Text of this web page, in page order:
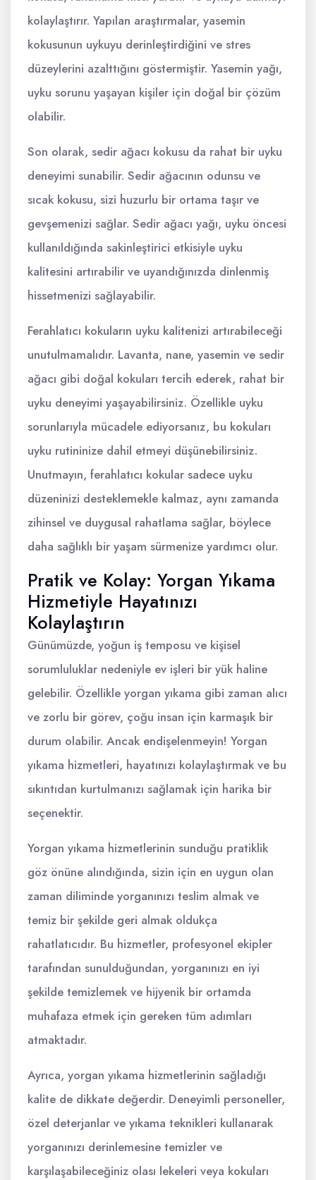
kolaylaştırır. Yapılan araştırmalar, yasemin
kokusunun uykuyu derinleştirdiğini ve stres
düzeylerini azalttığını göstermiştir. Yasemin yağı,
uyku sorunu yaşayan kişiler için doğal bir çözüm
olabilir.
Son olarak, sedir ağacı kokusu da rahat bir uyku
deneyimi sunabilir. Sedir ağacının odunsu ve
sıcak kokusu, sizi huzurlu bir ortama taşır ve
gevşemenizi sağlar. Sedir ağacı yağı, uyku öncesi
kullanıldığında sakinleştirici etkisiyle uyku
kalitesini artırabilir ve uyandığınızda dinlenmiş
hissetmenizi sağlayabilir.
Ferahlatıcı kokuların uyku kalitenizi artırabileceği
unutulmamalıdır. Lavanta, nane, yasemin ve sedir
ağacı gibi doğal kokuları tercih ederek, rahat bir
uyku deneyimi yaşayabilirsiniz. Özellikle uyku
sorunlarıyla mücadele ediyorsanız, bu kokuları
uyku rutininize dahil etmeyi düşünebilirsiniz.
Unutmayın, ferahlatıcı kokular sadece uyku
düzeninizi desteklemekle kalmaz, aynı zamanda
zihinsel ve duygusal rahatlama sağlar, böylece
daha sağlıklı bir yaşam sürmenize yardımcı olur.
Pratik ve Kolay: Yorgan Yıkama
Hizmetiyle Hayatınızı
Kolaylaştırın
Günümüzde, yoğun iş temposu ve kişisel
sorumluluklar nedeniyle ev işleri bir yük haline
gelebilir. Özellikle yorgan yıkama gibi zaman alıcı
ve zorlu bir görev, çoğu insan için karmaşık bir
durum olabilir. Ancak endişelenmeyin! Yorgan
yıkama hizmetleri, hayatınızı kolaylaştırmak ve bu
sıkıntıdan kurtulmanızı sağlamak için harika bir
seçenektir.
Yorgan yıkama hizmetlerinin sunduğu pratiklik
göz önüne alındığında, sizin için en uygun olan
zaman diliminde yorganınızı teslim almak ve
temiz bir şekilde geri almak oldukça
rahatlatıcıdır. Bu hizmetler, profesyonel ekipler
tarafından sunulduğundan, yorganınızı en iyi
şekilde temizlemek ve hijyenik bir ortamda
muhafaza etmek için gereken tüm adımları
atmaktadır.
Ayrıca, yorgan yıkama hizmetlerinin sağladığı
kalite de dikkate değerdir. Deneyimli personeller,
özel deterjanlar ve yıkama teknikleri kullanarak
yorganınızı derinlemesine temizler ve
karşılaşabileceğiniz olası lekeleri veya kokuları